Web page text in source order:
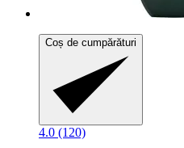
Coș de cumpărături
4.0 (120)